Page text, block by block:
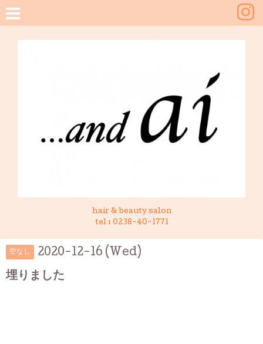
hair & beauty salon
tel : 0238-40-1771
空なし 2020-12-16 (Wed)
埋りました